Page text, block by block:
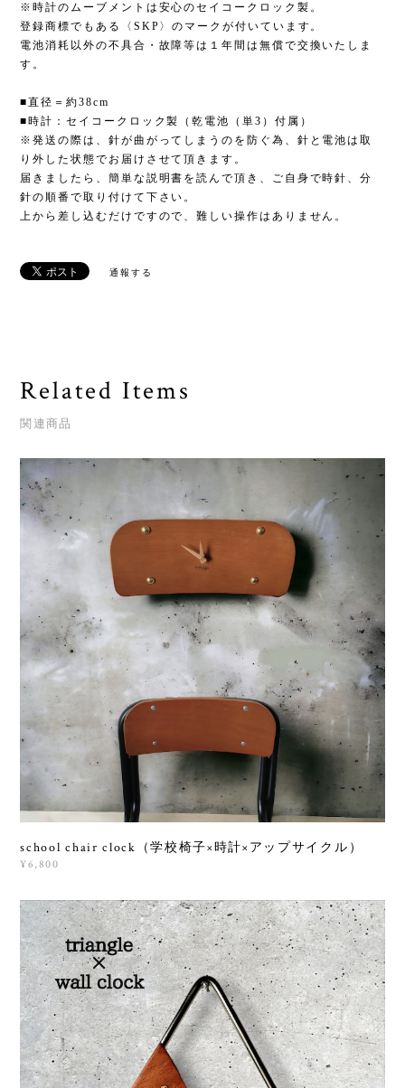
※時計のムーブメントは安心のセイコークロック製。
登録商標でもある〈SKP〉のマークが付いています。
電池消耗以外の不具合・故障等は１年間は無償で交換いたしま
す。
■直径＝約38cm
■時計：セイコークロック製（乾電池（単3）付属）
※発送の際は、針が曲がってしまうのを防ぐ為、針と電池は取
り外した状態でお届けさせて頂きます。
届きましたら、簡単な説明書を読んで頂き、ご自身で時針、分
針の順番で取り付けて下さい。
上から差し込むだけですので、難しい操作はありません。
通報する
Related Items
関連商品
school chair clock（学校椅子×時計×アップサイクル）
¥6,800